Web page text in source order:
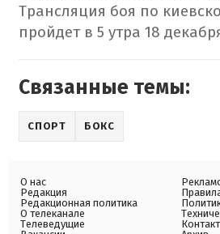
Трансляция боя по
пройдет в 5 утра 18
Связанные темы:
СПОРТ БОКС
О нас
Редакция
Редакционная политика
О телеканале
Телеведущие